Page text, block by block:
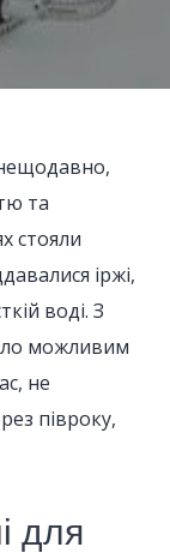
та
стояли
іржі,
воді. З
можливим
не
півроку,
для